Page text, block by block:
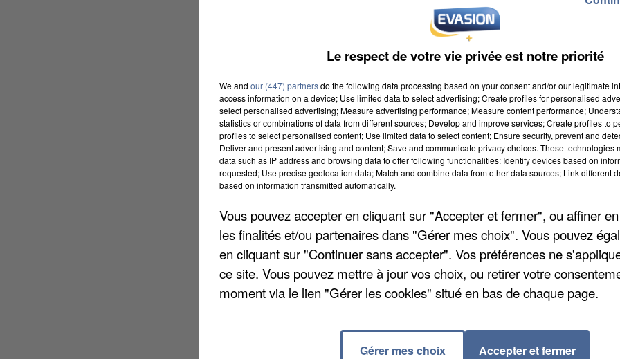
Le respect de votre vie privée est notre priorité
We and our (447) partnersdo the following data processing based on your consent and/or our legitimate
access information on a device; Use limited data to select advertising; Create profiles for personalised
select personalised advertising; Measure advertising performance; Measure content performance;
statistics or combinations of data from different sources; Develop and improve services; Create profiles to
profiles to select personalised content; Use limited data to select content; Ensure security, prevent and
Deliver and present advertising and content; Save and communicate privacy choices. These technologies
data such as IP address and browsing data to offer following functionalities: Identify devices based on
requested; Use precise geolocation data; Match and combine data from other data sources; Link different
based on information transmitted automatically.
Vous pouvez accepter en cliquant sur "Accepter et fermer", ou affiner
les finalités et/ou partenaires dans "Gérer mes choix". Vous pouvez
en cliquant sur "Continuer sans accepter". Vos préférences ne
ce site. Vous pouvez mettre à jour vos choix, ou retirer votre
moment via le lien "Gérer les cookies" situé en bas de chaque page.
Gérer mes choix Accepter et fermer